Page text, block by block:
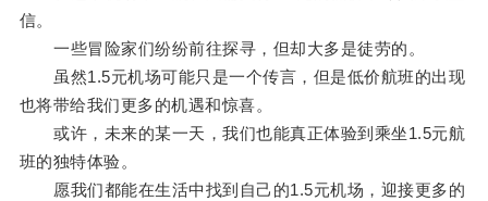
信。
一些冒险家们纷纷前往探寻，但却大多是徒劳的。
虽然1.5元机场可能只是一个传言，但是低价航班的出现
也将带给我们更多的机遇和惊喜。
或许，未来的某一天，我们也能真正体验到乘坐1.5元航
班的独特体验。
愿我们都能在生活中找到自己的1.5元机场，迎接更多的